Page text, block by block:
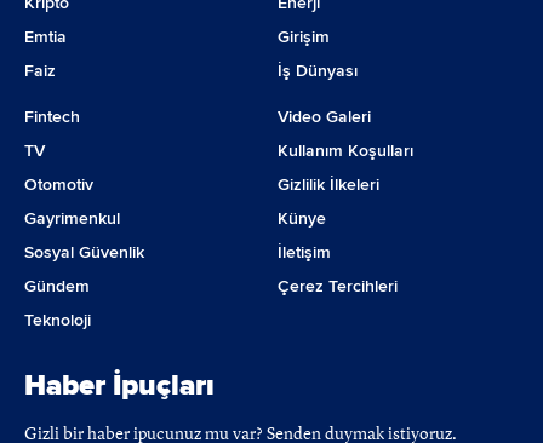
Emtia
Faiz
Girişim
İş Dünyası
Fintech
TV
Otomotiv
Gayrimenkul
Sosyal Güvenlik
Gündem
Teknoloji
Video Galeri
Kullanım Koşulları
Gizlilik İlkeleri
Künye
İletişim
Çerez Tercihleri
Haber İpuçları
Gizli bir haber ipucunuz mu var? Senden duymak istiyoruz.